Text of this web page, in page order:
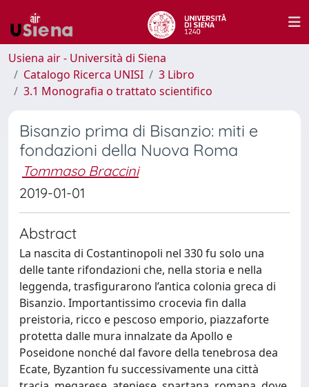
Usiena air - Università di Siena
Catalogo Ricerca UNISI
3 Libro
3.1 Monografia o trattato scientifico
Bisanzio prima di Bisanzio: miti e
fondazioni della Nuova Roma
Tommaso Braccini
2019-01-01
Abstract
La nascita di Costantinopoli nel 330 fu solo una
delle tante rifondazioni che, nella storia e nella
leggenda, trasfigurarono l’antica colonia greca di
Bisanzio. Importantissimo crocevia fin dalla
preistoria, ricco e pescoso emporio, piazzaforte
protetta dalle mura innalzate da Apollo e
Poseidone nonché dal favore della tenebrosa dea
Ecate, Byzantion fu successivamente una città